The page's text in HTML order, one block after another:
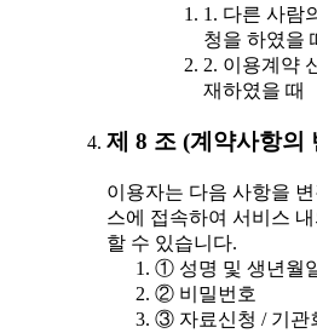
1. 다른 사람
청을 하였을
2. 이용계약
재하였을 때
제 8 조 (계약사항의
이용자는 다음 사항을
스에 접속하여 서비스
할 수 있습니다.
① 성명 및 생년월
② 비밀번호
③ 자료신청 / 기관